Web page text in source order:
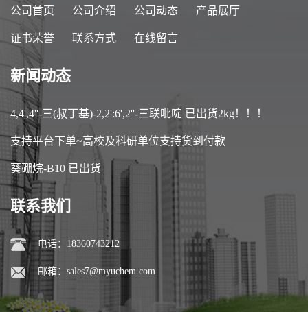
公司首页 公司介绍 公司动态 产品展厅
证书荣誉 联系方式 在线留言
新闻动态
4,4',4''-三(叔丁基)-2,2':6',2''-三联吡啶 已出货2kg！！！
支持平台下单~高校及科研单位支持货到付款
葵硼烷-B10 已出货
联系我们
电话：18360743212
邮箱： sales7@myuchem.com